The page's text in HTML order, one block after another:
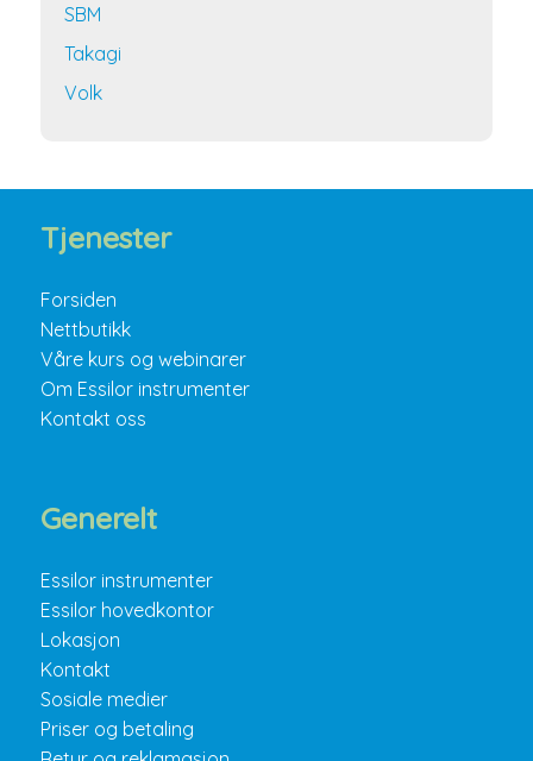
SBM
Takagi
Volk
Tjenester
Forsiden
Nettbutikk
Våre kurs og webinarer
Om Essilor instrumenter
Kontakt oss
Generelt
Essilor instrumenter
Essilor hovedkontor
Lokasjon
Kontakt
Sosiale medier
Priser og betaling